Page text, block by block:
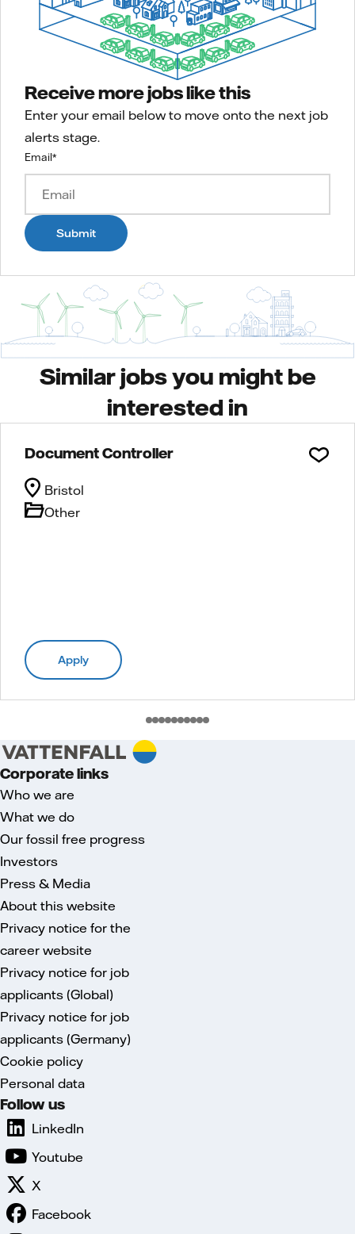
Receive more jobs like this
Enter your email below to move onto the next job
alerts stage.
Email*
Submit
Similar jobs you might be
interested in
Document Controller
Other
Bristol
Apply
Corporate links
Who we are
What we do
Our fossil free progress
Investors
Press & Media
About this website
Privacy notice for the
career website
Privacy notice for job
applicants (Global)
Privacy notice for job
applicants (Germany)
Cookie policy
Personal data
Follow us
LinkedIn
Youtube
X
Facebook